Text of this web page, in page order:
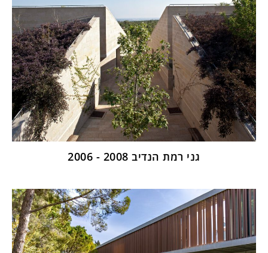
גני רמת הנדיב 2008 - 2006